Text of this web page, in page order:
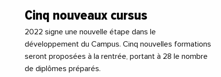
Cinq nouveaux cursus
2022 signe une nouvelle étape dans le
développement du Campus. Cinq nouvelles formations
seront proposées à la rentrée, portant à 28 le nombre
de diplômes préparés.